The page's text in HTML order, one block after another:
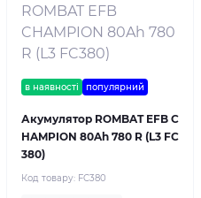
в наявності популярний
Акумулятор ROMBAT EFB C
HAMPION 80Ah 780 R (L3 FC
380)
Код товару: FC380